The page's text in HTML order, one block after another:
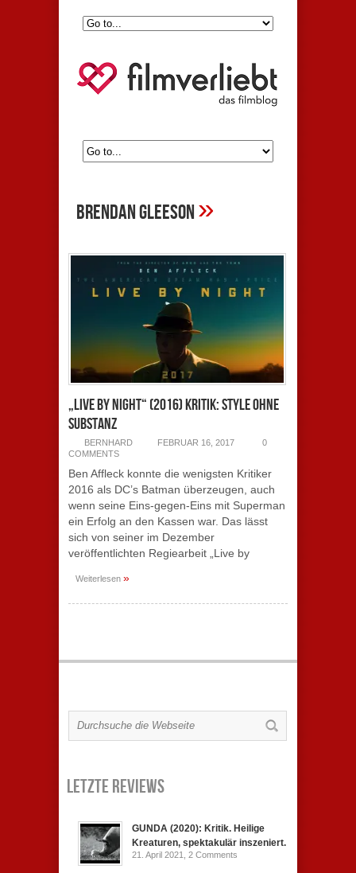
brendan gleeson»
„Live by Night“ (2016) Kritik: Style ohne
Substanz
BERNHARD FEBRUAR 16, 2017
0
COMMENTS
Ben Affleck konnte die wenigsten Kritiker
2016 als DC’s Batman überzeugen, auch
wenn seine Eins-gegen-Eins mit Superman
ein Erfolg an den Kassen war. Das lässt
sich von seiner im Dezember
veröffentlichten Regiearbeit „Live by
Weiterlesen »
Letzte Reviews
GUNDA (2020): Kritik. Heilige
Kreaturen, spektakulär inszeniert.
21. April 2021, 2 Comments